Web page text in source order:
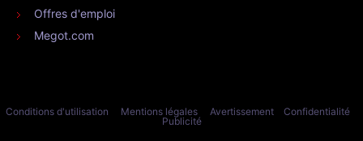
Offres d'emploi
Megot.com
Conditions d'utilisation Mentions légales Avertissement
Confidentialité
Publicité